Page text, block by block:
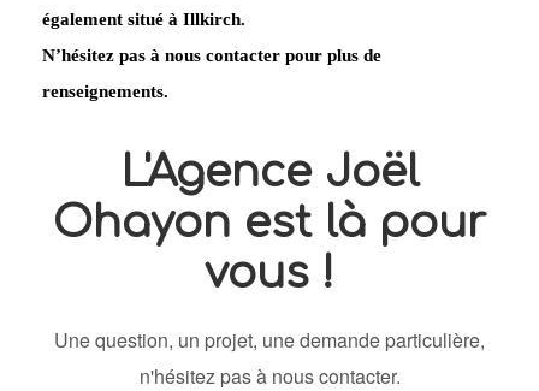
également situé à Illkirch.
N’hésitez pas à nous contacter pour plus de
renseignements.
L'Agence Joël
Ohayon est là pour
vous !
Une question, un projet, une demande particulière,
n'hésitez pas à nous contacter.